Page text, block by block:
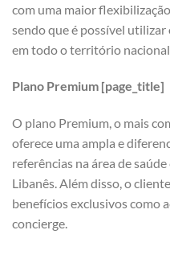
com uma maior
sendo que é possível
em todo o território
Plano Premium [page_title]
O plano Premium, o mais
oferece uma ampla e
referências na área de
Libanês. Além disso, o
benefícios exclusivos como
concierge.